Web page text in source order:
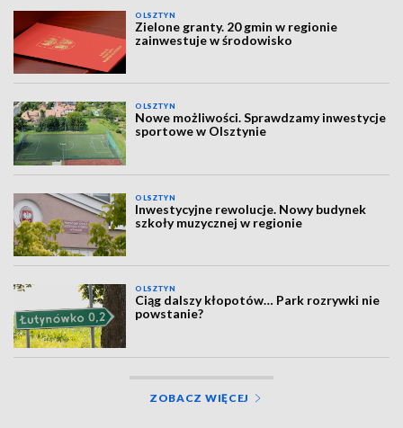
OLSZTYN
Zielone granty. 20 gmin w regionie
zainwestuje w środowisko
OLSZTYN
Nowe możliwości. Sprawdzamy inwestycje
sportowe w Olsztynie
OLSZTYN
Inwestycyjne rewolucje. Nowy budynek
szkoły muzycznej w regionie
OLSZTYN
Ciąg dalszy kłopotów… Park rozrywki nie
powstanie?
ZOBACZ WIĘCEJ